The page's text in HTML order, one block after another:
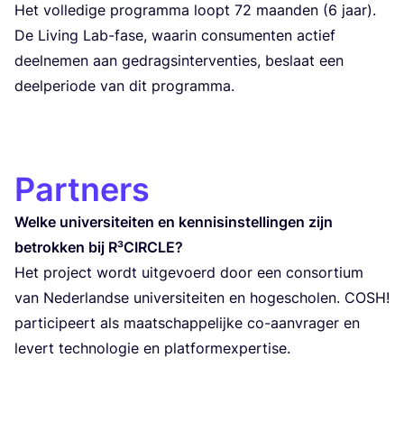
Het volle­di­ge pro­gram­ma loopt 72 maan­den (6 jaar).
De Living Lab-fase, waa­rin con­su­men­ten actief
deel­ne­men aan gedrag­sin­ter­ven­ties, bes­laat een
deel­pe­rio­de van dit programma.
Partners
Wel­ke uni­ver­si­tei­ten en ken­ni­sins­te­llin­gen zijn
betrok­ken bij R³CIRCLE?
Het pro­ject wordt uit­ge­voerd door een con­sor­tium
van Neder­land­se uni­ver­si­tei­ten en hoges­cho­len. COSH!
par­ti­ci­peert als maats­chap­pe­lij­ke co-aan­vra­ger en
levert tech­no­lo­gie en platformexpertise.